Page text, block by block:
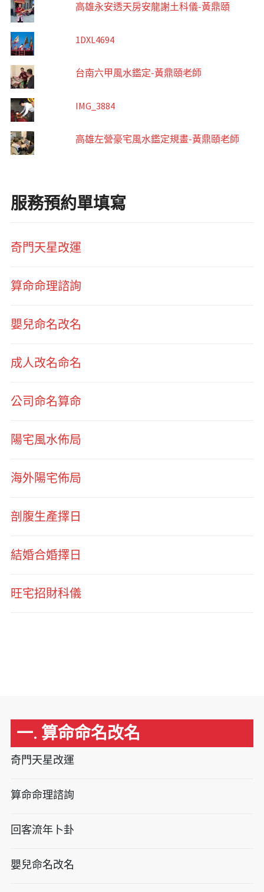
高雄永安透天房安龍謝土科儀-黃鼎頤
1DXL4694
台南六甲風水鑑定-黃鼎頤老師
IMG_3884
高雄左營豪宅風水鑑定規畫-黃鼎頤老師
服務預約單填寫
奇門天星改運
算命命理諮詢
嬰兒命名改名
成人改名命名
公司命名算命
陽宅風水佈局
海外陽宅佈局
剖腹生產擇日
結婚合婚擇日
旺宅招財科儀
一. 算命命名改名
奇門天星改運
算命命理諮詢
回客流年卜卦
嬰兒命名改名